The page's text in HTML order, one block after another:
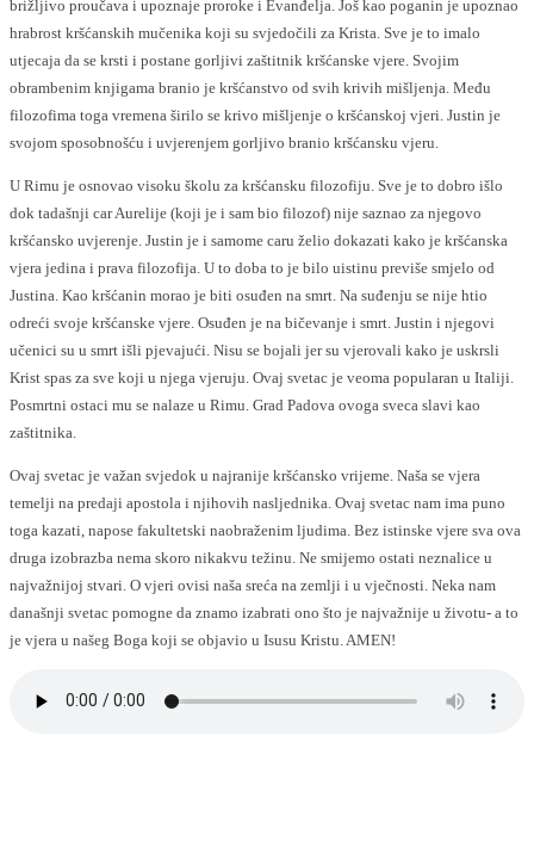
brižljivo proučava i upoznaje proroke i Evanđelja. Još kao poganin je upoznao
hrabrost kršćanskih mučenika koji su svjedočili za Krista. Sve je to imalo
utjecaja da se krsti i postane gorljivi zaštitnik kršćanske vjere. Svojim
obrambenim knjigama branio je kršćanstvo od svih krivih mišljenja. Među
filozofima toga vremena širilo se krivo mišljenje o kršćanskoj vjeri. Justin je
svojom sposobnošću i uvjerenjem gorljivo branio kršćansku vjeru.
U Rimu je osnovao visoku školu za kršćansku filozofiju. Sve je to dobro išlo
dok tadašnji car Aurelije (koji je i sam bio filozof) nije saznao za njegovo
kršćansko uvjerenje. Justin je i samome caru želio dokazati kako je kršćanska
vjera jedina i prava filozofija. U to doba to je bilo uistinu previše smjelo od
Justina. Kao kršćanin morao je biti osuđen na smrt. Na suđenju se nije htio
odreći svoje kršćanske vjere. Osuđen je na bičevanje i smrt. Justin i njegovi
učenici su u smrt išli pjevajući. Nisu se bojali jer su vjerovali kako je uskrsli
Krist spas za sve koji u njega vjeruju. Ovaj svetac je veoma popularan u Italiji.
Posmrtni ostaci mu se nalaze u Rimu. Grad Padova ovoga sveca slavi kao
zaštitnika.
Ovaj svetac je važan svjedok u najranije kršćansko vrijeme. Naša se vjera
temelji na predaji apostola i njihovih nasljednika. Ovaj svetac nam ima puno
toga kazati, napose fakultetski naobraženim ljudima. Bez istinske vjere sva ova
druga izobrazba nema skoro nikakvu težinu. Ne smijemo ostati neznalice u
najvažnijoj stvari. O vjeri ovisi naša sreća na zemlji i u vječnosti. Neka nam
današnji svetac pomogne da znamo izabrati ono što je najvažnije u životu- a to
je vjera u našeg Boga koji se objavio u Isusu Kristu. AMEN!